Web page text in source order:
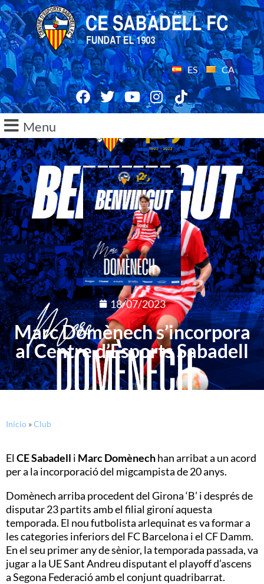
ES CA
Menu
18/07/2023
Marc Domènech s’incorpora
al Centre d’Esports Sabadell
Inicio »Club
ElCE Sabadell i Marc Domènechhan arribat a un acord
per a la incorporació del migcampista de 20 anys.
Domènech arriba procedent del Girona ‘B’ i després de
disputar 23 partits amb el filial gironí aquesta
temporada. El nou futbolista arlequinat es va formar a
les categories inferiors del FC Barcelona i el CF Damm.
En el seu primer any de sènior, la temporada passada, va
jugar a la UE Sant Andreu disputant el playoff d’ascens
a Segona Federació amb el conjunt quadribarrat.